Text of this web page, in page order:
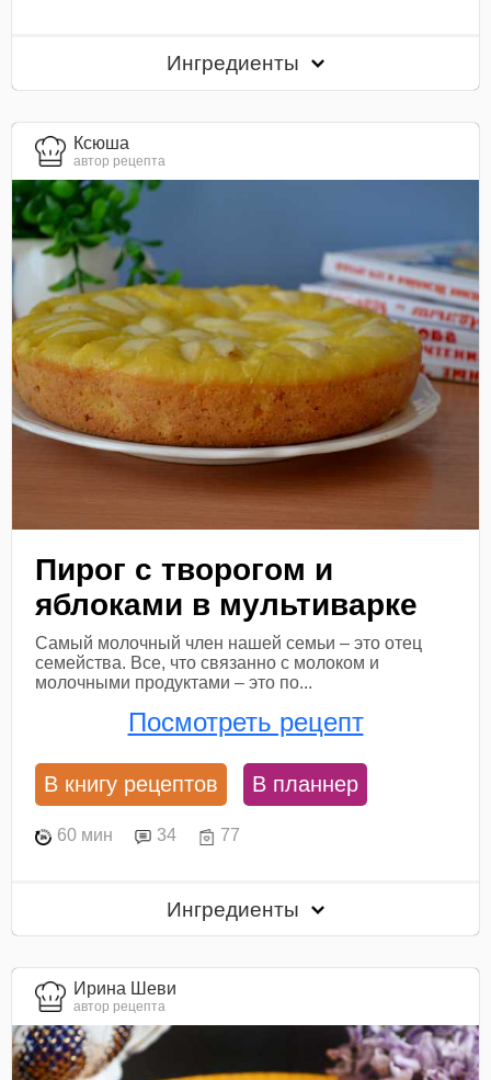
Ингредиенты
Ксюша
автор рецепта
Пирог с творогом и
яблоками в мультиварке
Самый молочный член нашей семьи – это отец
семейства. Все, что связанно с молоком и
молочными продуктами – это по...
Посмотреть рецепт
В книгу рецептов В планнер
60 мин 34 77
Ингредиенты
Ирина Шеви
автор рецепта